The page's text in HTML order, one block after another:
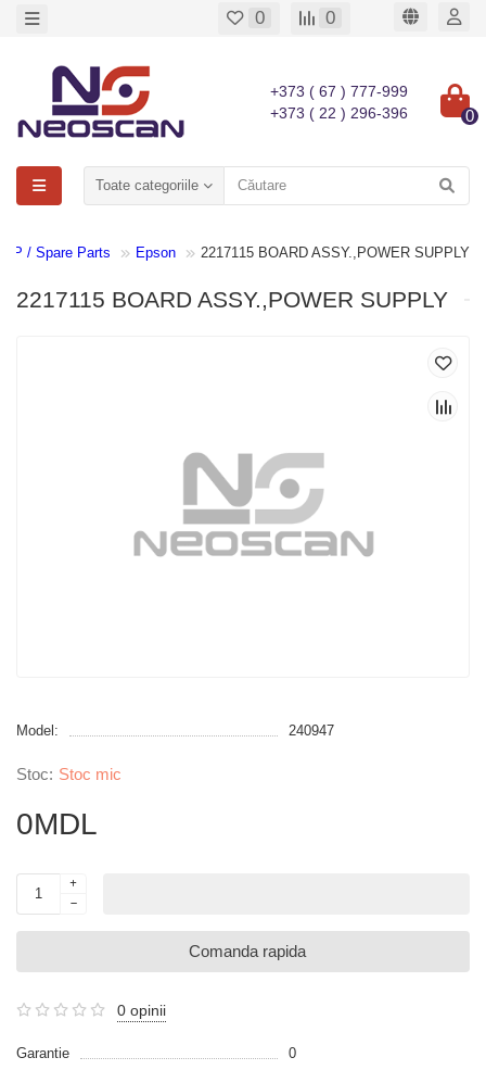
0 0
+373 ( 67 ) 777-999
+373 ( 22 ) 296-396
0
Toate categoriile
/ Spare Parts Epson 2217115 BOARD ASSY.,POWER SUPPLY
2217115 BOARD ASSY.,POWER SUPPLY
Model: 240947
Stoc mic
0MDL
Comanda rapida
0 opinii
Garantie
0